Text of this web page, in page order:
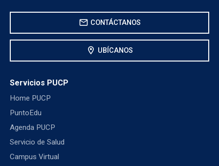
mail CONTÁCTANOS
location_on UBÍCANOS
Servicios PUCP
Home PUCP
PuntoEdu
Agenda PUCP
Servicio de Salud
Campus Virtual